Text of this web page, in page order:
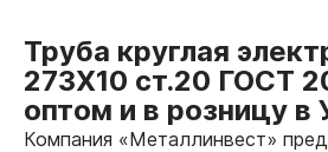
Труба круглая
273Х10 ст.20 ГОСТ
оптом и в розницу в
Компания «Металлинвест»